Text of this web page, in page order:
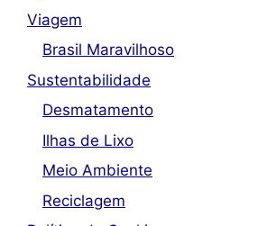
Viagem
Brasil Maravilhoso
Sustentabilidade
Desmatamento
Ilhas de Lixo
Meio Ambiente
Reciclagem